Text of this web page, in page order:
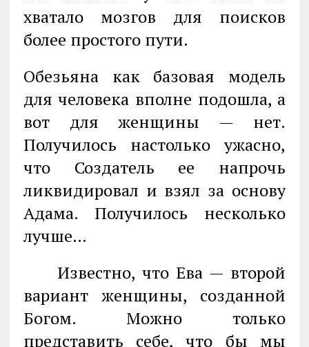
хватало мозгов для поисков
более простого пути.
Обезьяна как базовая модель
для человека вполне подошла, а
вот для жен­щины — нет.
Получилось настолько ужасно,
что Создатель ее напрочь
ликви­дировал и взял за основу
Адама. Получилось несколько
лучше…
Известно, что Ева — второй
вариант женщины, созданной
Богом. Можно только
представить себе, что бы мы